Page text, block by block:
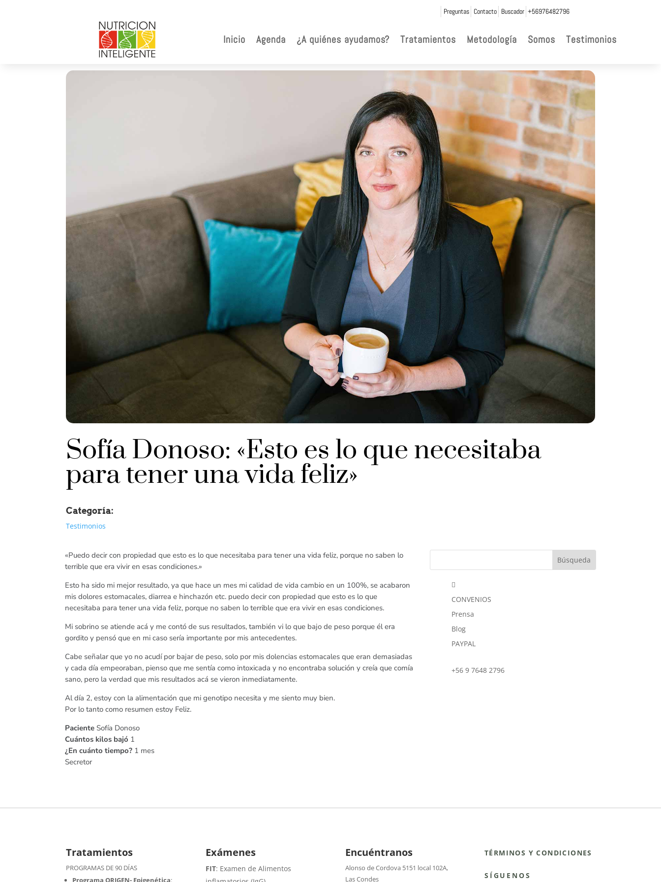
Preguntas Contacto Buscador +56976482796
Inicio Agenda ¿A quiénes ayudamos? Tratamientos Metodología Somos Testimonios
Sofía Donoso: «Esto es lo que necesitaba
para tener una vida feliz»
Categoría:
Testimonios
«Puedo decir con propiedad que esto es lo que necesitaba para tener una vida feliz, porque no saben lo
terrible que era vivir en esas condiciones.»
Esto ha sido mi mejor resultado, ya que hace un mes mi calidad de vida cambio en un 100%, se acabaron
mis dolores estomacales, diarrea e hinchazón etc. puedo decir con propiedad que esto es lo que
necesitaba para tener una vida feliz, porque no saben lo terrible que era vivir en esas condiciones.
Mi sobrino se atiende acá y me contó de sus resultados, también vi lo que bajo de peso porque él era
gordito y pensó que en mi caso sería importante por mis antecedentes.
Cabe señalar que yo no acudí por bajar de peso, solo por mis dolencias estomacales que eran demasiadas
y cada día empeoraban, pienso que me sentía como intoxicada y no encontraba solución y creía que comía
sano, pero la verdad que mis resultados acá se vieron inmediatamente.
Al día 2, estoy con la alimentación que mi genotipo necesita y me siento muy bien.
Por lo tanto como resumen estoy Feliz.
Paciente Sofía Donoso
Cuántos kilos bajó 1
¿En cuánto tiempo? 1 mes
Secretor

CONVENIOS
Prensa
Blog
PAYPAL
+56 9 7648 2796
Tratamientos
PROGRAMAS DE 90 DÍAS
Programa ORIGEN- Epigenética:
Exámenes
FIT: Examen de Alimentos
Encuéntranos
Alonso de Cordova 5151 local 102A,
Las Condes
TÉRMINOS Y CONDICIONES
SÍGUENOS